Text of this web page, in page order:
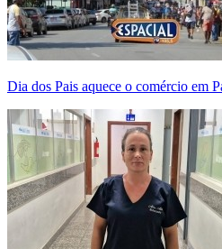
Dia dos Pais aquece o comércio em